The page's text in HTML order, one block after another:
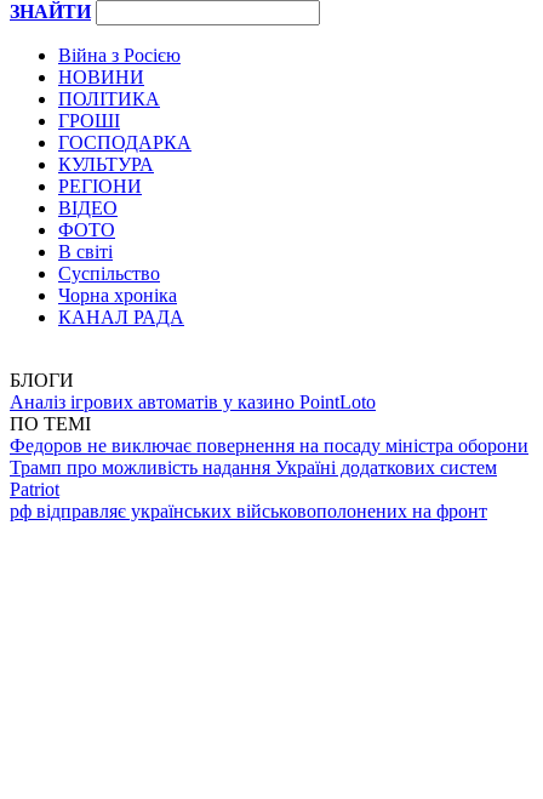
ЗНАЙТИ
Війна з Росією
НОВИНИ
ПОЛІТИКА
ГРОШІ
ГОСПОДАРКА
КУЛЬТУРА
РЕГІОНИ
ВІДЕО
ФОТО
В світі
Суспільство
Чорна хроніка
КАНАЛ РАДА
БЛОГИ
Аналіз ігрових автоматів у казино PointLoto
ПО ТЕМІ
Федоров не виключає повернення на посаду міністра оборони
Трамп про можливість надання Україні додаткових систем
Patriot
рф відправляє українських військовополонених на фронт